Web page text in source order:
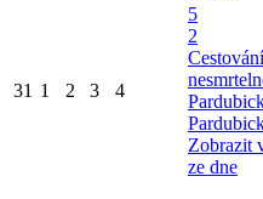
31 1 2 3 4
5
2
Zobrazit
ze dne